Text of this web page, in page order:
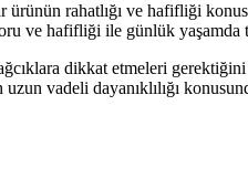
rahatlığı ve hafifliği
ve hafifliği ile günlük
dikkat etmeleri gerektiğini
vadeli dayanıklılığı